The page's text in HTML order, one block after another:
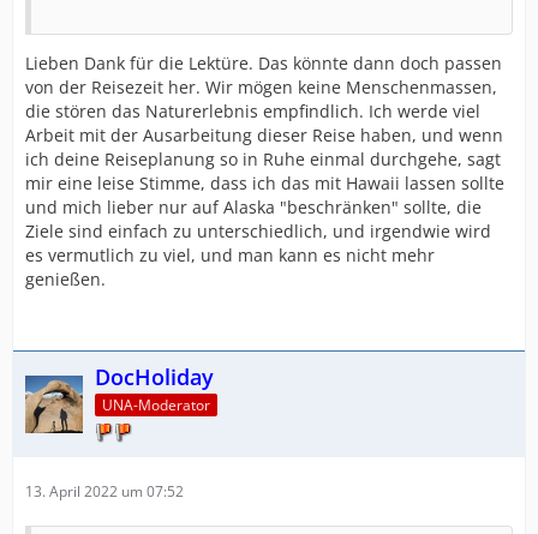
Lieben Dank für die Lektüre. Das könnte dann doch passen
von der Reisezeit her. Wir mögen keine Menschenmassen,
die stören das Naturerlebnis empfindlich. Ich werde viel
Arbeit mit der Ausarbeitung dieser Reise haben, und wenn
ich deine Reiseplanung so in Ruhe einmal durchgehe, sagt
mir eine leise Stimme, dass ich das mit Hawaii lassen sollte
und mich lieber nur auf Alaska "beschränken" sollte, die
Ziele sind einfach zu unterschiedlich, und irgendwie wird
es vermutlich zu viel, und man kann es nicht mehr
genießen.
DocHoliday
UNA-Moderator
13. April 2022 um 07:52